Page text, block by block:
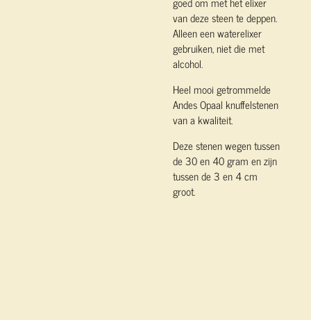
van deze steen te deppen.
Alleen een waterelixer
gebruiken, niet die met
alcohol.
Heel mooi getrommelde
Andes Opaal knuffelstenen
van a kwaliteit.
Deze stenen wegen tussen
de 30 en 40 gram en zijn
tussen de 3 en 4 cm
groot.